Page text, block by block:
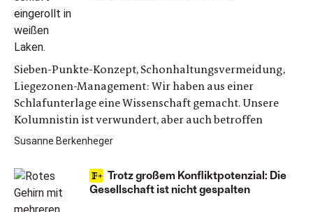
Sieben-Punkte-Konzept, Schonhaltungsvermeidung,
Liegezonen-Management: Wir haben aus einer
Schlafunterlage eine Wissenschaft gemacht. Unsere
Kolumnistin ist verwundert, aber auch betroffen
Susanne Berkenheger
Trotz großem Konfliktpotenzial: Die
Gesellschaft ist nicht gespalten